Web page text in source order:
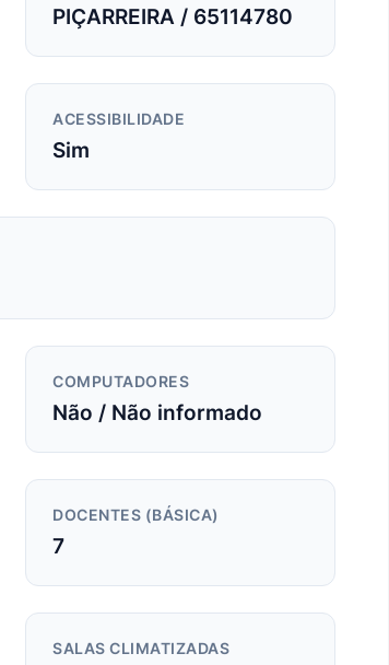
PIÇARREIRA / 65114780
ACESSIBILIDADE
Sim
COMPUTADORES
Não / Não informado
DOCENTES (BÁSICA)
7
SALAS CLIMATIZADAS